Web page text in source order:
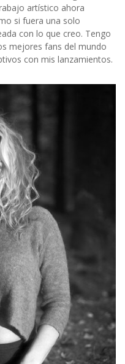
artístico ahora
si fuera una solo
con lo que creo. Tengo
mejores fans del mundo
con mis lanzamientos.